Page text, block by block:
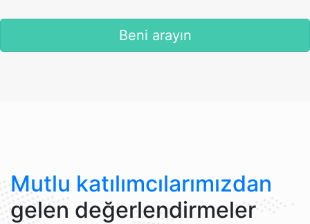
Beni arayın
Mutlu katılımcılarımızdan
gelen değerlendirmeler